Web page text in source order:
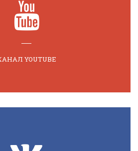
YOUTUBE